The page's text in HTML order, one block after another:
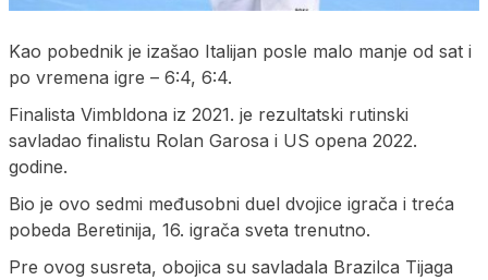
Kao pobednik je izašao Italijan posle malo manje od sat i
po vremena igre – 6:4, 6:4.
Finalista Vimbldona iz 2021. je rezultatski rutinski
savladao finalistu Rolan Garosa i US opena 2022.
godine.
Bio je ovo sedmi međusobni duel dvojice igrača i treća
pobeda Beretinija, 16. igrača sveta trenutno.
Pre ovog susreta, obojica su savladala Brazilca Tijaga